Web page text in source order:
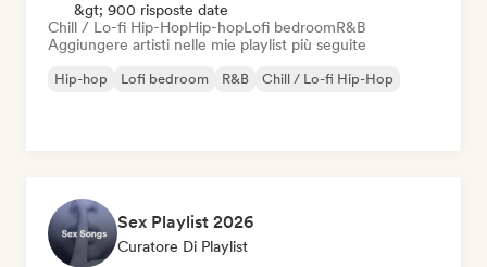
&gt; 900 risposte date
Chill / Lo-fi Hip-HopHip-hopLofi bedroomR&B
Aggiungere artisti nelle mie playlist più seguite
Hip-hop Lofi bedroom R&B Chill / Lo-fi Hip-Hop
Sex Playlist 2026
Curatore Di Playlist